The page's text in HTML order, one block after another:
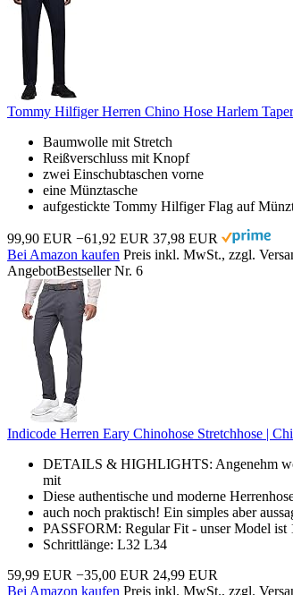
Tommy Hilfiger Herren Chino Hose Harlem
Baumwolle mit Stretch
Reißverschluss mit Knopf
zwei Einschubtaschen vorne
eine Münztasche
aufgestickte Tommy Hilfiger Flag auf
99,90 EUR −61,92 EUR 37,98 EUR
Bei Amazon kaufen Preis inkl. MwSt., zzgl.
AngebotBestseller Nr. 6
Indicode Herren Eary Chinohose Stretchhose |
DETAILS & HIGHLIGHTS: Angenehm
mit
Diese authentische und moderne
auch noch praktisch! Ein simples aber
PASSFORM: Regular Fit - unser Model ist
Schrittlänge: L32 L34
59,99 EUR −35,00 EUR 24,99 EUR
Bei Amazon kaufen Preis inkl. MwSt., zzgl.